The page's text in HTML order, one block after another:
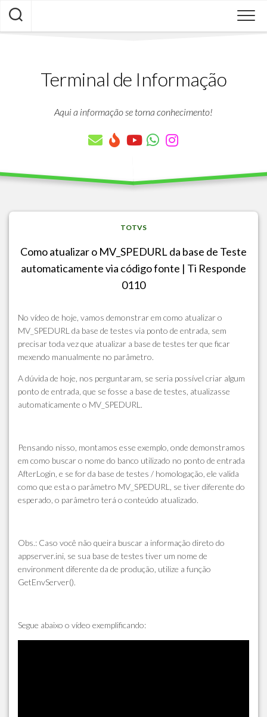
Skip
content
Terminal de Informação
Aqui a informação se torna conhecimento!
TOTVS
Como atualizar o MV_SPEDURL da base de Teste
automaticamente via código fonte | Ti Responde
0110
No vídeo de hoje, vamos demonstrar em como atualizar o
MV_SPEDURL da base de testes via ponto de entrada, sem
precisar toda vez que atualizar a base de testes ter que ficar
mexendo manualmente no parâmetro.
A dúvida de hoje, nos perguntaram, se seria possível criar algum
ponto de entrada, que se fosse a base de testes, atualizasse
automaticamente o MV_SPEDURL.
Pensando nisso, montamos esse exemplo, onde demonstramos
em como buscar o nome do banco utilizado no ponto de entrada
AfterLogin, e se for da base de testes / homologação, ele valida
como que esta o parâmetro MV_SPEDURL, se tiver diferente do
esperado, o parâmetro terá o conteúdo atualizado.
Obs.: Caso você não queira buscar a informação direto do
appserver.ini, se sua base de testes tiver um nome de
environment diferente da de produção, utilize a função
GetEnvServer().
Segue abaixo o vídeo exemplificando: